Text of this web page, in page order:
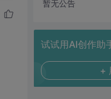
暂无公告
试试用AI创作助
+